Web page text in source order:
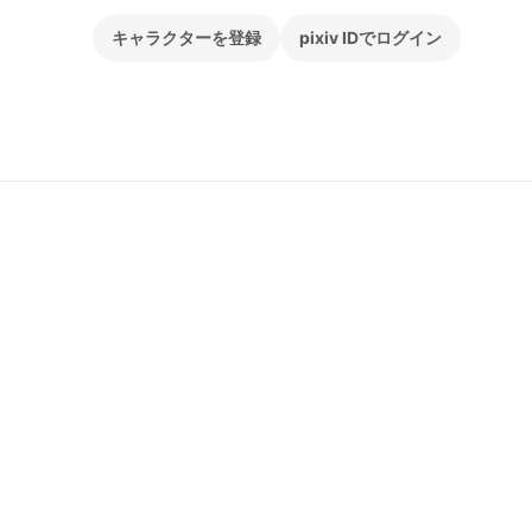
キャラクターを登録 pixiv IDでログイン